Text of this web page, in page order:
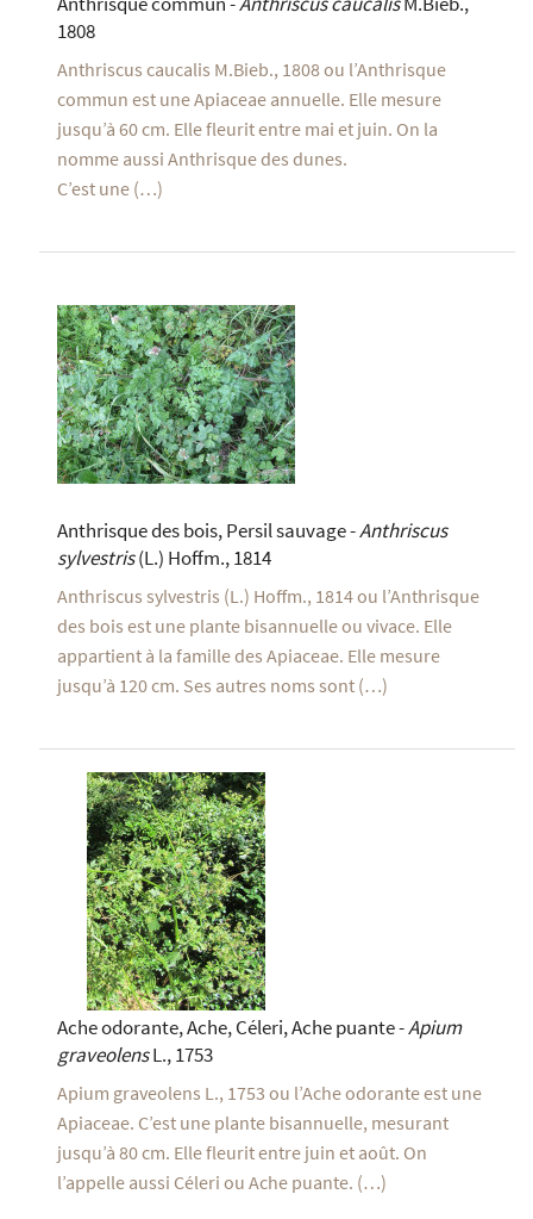
1808
Anthriscus caucalis M.Bieb., 1808 ou l’Anthrisque
commun est une Apiaceae annuelle. Elle mesure
jusqu’à 60 cm. Elle fleurit entre mai et juin. On la
nomme aussi Anthrisque des dunes.
C’est une (…)
Anthrisque des bois, Persil sauvage -Anthriscus
sylvestris(L.) Hoffm., 1814
Anthriscus sylvestris (L.) Hoffm., 1814 ou l’Anthrisque
des bois est une plante bisannuelle ou vivace. Elle
appartient à la famille des Apiaceae. Elle mesure
jusqu’à 120 cm. Ses autres noms sont (…)
Ache odorante, Ache, Céleri, Ache puante -Apium
graveolensL., 1753
Apium graveolens L., 1753 ou l’Ache odorante est une
Apiaceae. C’est une plante bisannuelle, mesurant
jusqu’à 80 cm. Elle fleurit entre juin et août. On
l’appelle aussi Céleri ou Ache puante. (…)